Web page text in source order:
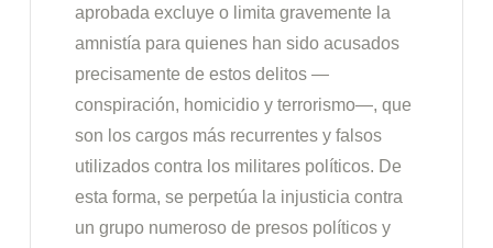
aprobada excluye o limita gravemente la
amnistía para quienes han sido acusados
precisamente de estos delitos —
conspiración, homicidio y terrorismo—, que
son los cargos más recurrentes y falsos
utilizados contra los militares políticos. De
esta forma, se perpetúa la injusticia contra
un grupo numeroso de presos políticos y